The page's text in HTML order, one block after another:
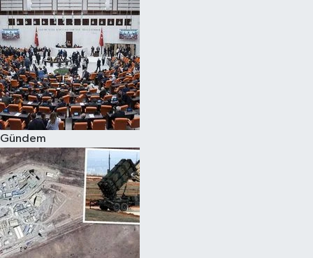
Gündem